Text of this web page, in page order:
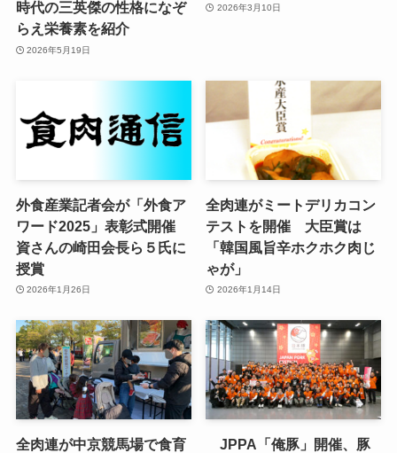
時代の三英傑の性格になぞ
らえ栄養素を紹介
2026年5月19日
2026年3月10日
外食産業記者会が「外食ア
ワード2025」表彰式開催
資さんの崎田会長ら５氏に
授賞
2026年1月26日
全肉連がミートデリカコン
テストを開催 大臣賞は
「韓国風旨辛ホクホク肉じ
ゃが」
2026年1月14日
全肉連が中京競馬場で食育
JPPA「俺豚」開催、豚